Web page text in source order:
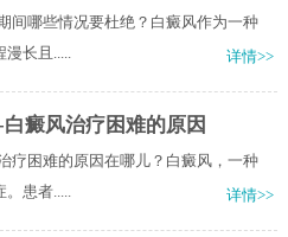
间哪些情况要杜绝？白癜风作为一种
漫长且.....
详情>>
癜风治疗困难的原因
疗困难的原因在哪儿？白癜风，一种
。患者.....
详情>>